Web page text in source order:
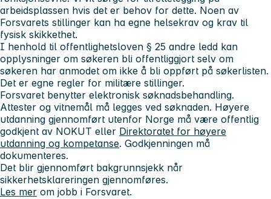
arbeidsplassen hvis det er behov for dette. Noen av
Forsvarets stillinger kan ha egne helsekrav og krav til
fysisk skikkethet.
I henhold til offentlighetsloven § 25 andre ledd kan
opplysninger om søkeren bli offentliggjort selv om
søkeren har anmodet om ikke å bli oppført på søkerlisten.
Det er egne regler for militære stillinger.
Forsvaret benytter elektronisk søknadsbehandling.
Attester og vitnemål må legges ved søknaden. Høyere
utdanning gjennomført utenfor Norge må være offentlig
godkjent av NOKUT eller Direktoratet for høyere
utdanning og kompetanse. Godkjenningen må
dokumenteres.
Det blir gjennomført bakgrunnsjekk når
sikkerhetsklareringen gjennomføres.
Les mer om jobb i Forsvaret.